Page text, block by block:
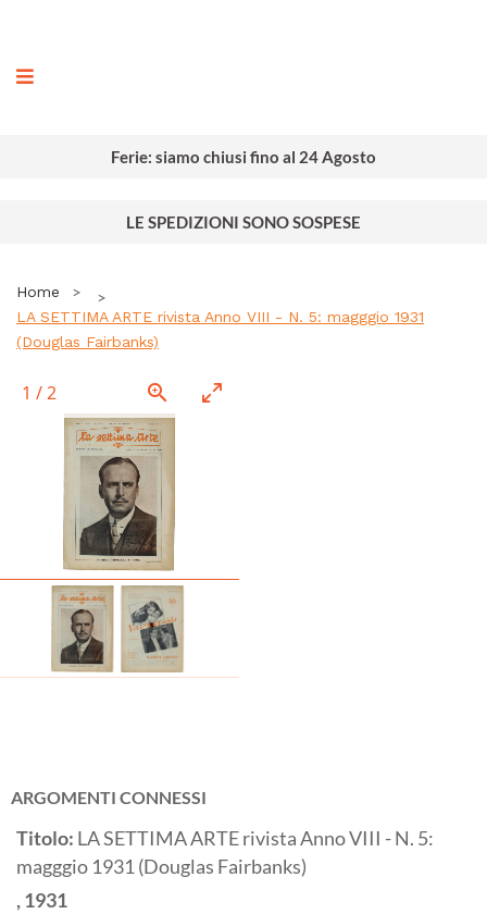
Ferie: siamo chiusi fino al 24 Agosto
LE SPEDIZIONI SONO SOSPESE
Home
LA SETTIMA ARTE rivista Anno VIII - N. 5: magggio 1931
(Douglas Fairbanks)
1 /2
ARGOMENTI CONNESSI
Titolo: LA SETTIMA ARTE rivista Anno VIII - N. 5:
magggio 1931 (Douglas Fairbanks)
,1931